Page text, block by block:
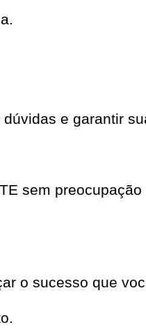
e garantir
sem
o sucesso que